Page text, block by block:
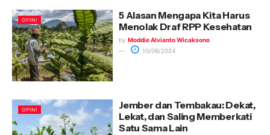
OPINI
5 Alasan Mengapa Kita Harus
Menolak Draf RPP Kesehatan
by Moddie Alvianto Wicaksono
10/06/2024
OPINI
Jember dan Tembakau: Dekat,
Lekat, dan Saling Memberkati
Satu Sama Lain